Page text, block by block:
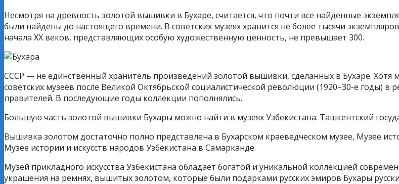
Несмотря на древность золотой вышивки в Бухаре, считается, что почти все найденные
были найдены до настоящего времени. В советских музеях хранится не более тысячи
начала XX веков, представляющих особую художественную ценность, не превышает 300.
СССР — не единственный хранитель произведений золотой вышивки, сделанных в Бухаре.
советских музеев после Великой Октябрьской социалистической революции (1920–30-е годы) в
правителей. В последующие годы коллекции пополнялись.
Большую часть золотой вышивки Бухары можно найти в музеях Узбекистана. Ташкентский
Вышивка золотом достаточно полно представлена ​​в Бухарском краеведческом музее, Музее
Музее истории и искусств народов Узбекистана в Самарканде.
Музей прикладного искусства Узбекистана обладает богатой и уникальной коллекцией
украшения на ремнях, вышитых золотом, которые были подарками русских эмиров Бухары